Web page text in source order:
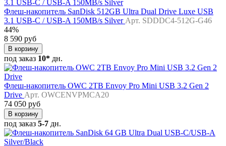
Флеш-накопитель SanDisk 512GB Ultra Dual Drive Luxe USB
3.1 USB-C / USB-A 150MB/s Silver Арт. SDDDC4-512G-G46
44%
8 590 руб
В корзину
под заказ 10* дн.
Флеш-накопитель OWC 2TB Envoy Pro Mini USB 3.2 Gen 2
Drive Арт. OWCENVPMCA20
74 050 руб
В корзину
под заказ 5-7 дн.